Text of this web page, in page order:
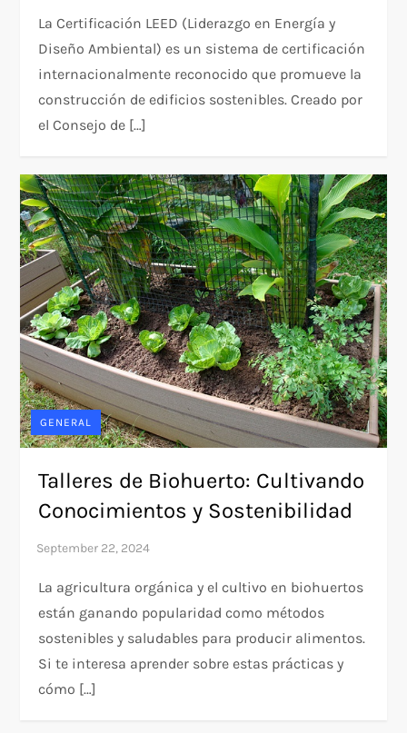
La Certificación LEED (Liderazgo en Energía y
Diseño Ambiental) es un sistema de certificación
internacionalmente reconocido que promueve la
construcción de edificios sostenibles. Creado por
el Consejo de […]
GENERAL
Talleres de Biohuerto: Cultivando
Conocimientos y Sostenibilidad
La agricultura orgánica y el cultivo en biohuertos
están ganando popularidad como métodos
sostenibles y saludables para producir alimentos.
Si te interesa aprender sobre estas prácticas y
cómo […]